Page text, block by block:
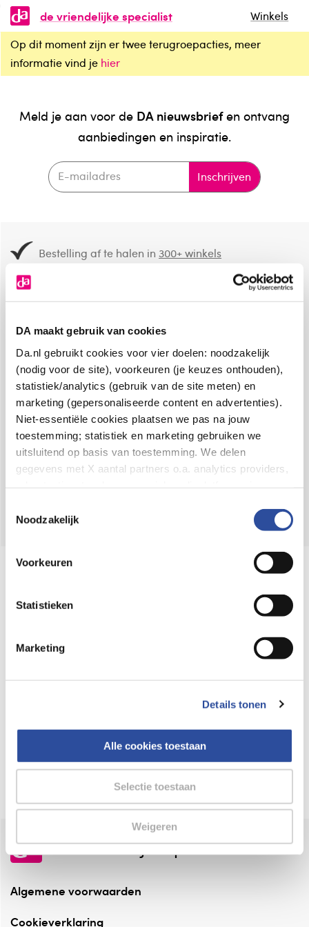
DA maakt gebruik van cookies
Da.nl gebruikt cookies voor vier doelen: noodzakelijk
(nodig voor de site), voorkeuren (je keuzes onthouden),
statistiek/analytics (gebruik van de site meten) en
marketing (gepersonaliseerde content en advertenties).
Niet-essentiële cookies plaatsen we pas na jouw
toestemming; statistiek en marketing gebruiken we
uitsluitend op basis van toestemming. We delen
gegevens met X aantal partners o.a. analytics providers,
en de bewaartermijnen per categorie. Je kunt je keuze op
gegevensverwerking staat in de
Privacyverklaring
Noodzakelijk
Voorkeuren
Statistieken
Marketing
Details tonen
Alle cookies toestaan
Selectie toestaan
Weigeren
de vriendelijke specialist
Winkels
Op dit moment zijn er twee terugroepacties, meer
informatie vind je hier
Meld je aan voor de DA nieuwsbriefen ontvang
aanbiedingen en inspiratie.
Inschrijven
Bestelling af te halen in300+ winkels
8.6 uit4.106 reviews
Over DA
Klantenservice
Assortiment
VolgDAop:
Online aanbieder medicijnen
webshop mag verkopen.
⁠Verantwoorde zorg, ⁠ook online.
Altijd onze folder bij de hand
Check onze folders ⁠bij AlleFolders.
de vriendelijke specialist
Algemene voorwaarden
Cookieverklaring